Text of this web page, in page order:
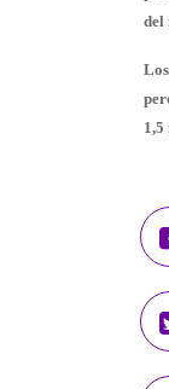
del
1,5